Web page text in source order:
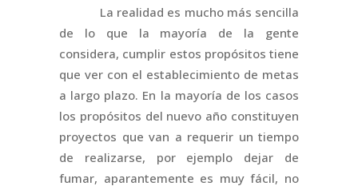
La realidad es mucho más sencilla
de lo que la mayoría de la gente
considera, cumplir estos propósitos tiene
que ver con el establecimiento de metas
a largo plazo. En la mayoría de los casos
los propósitos del nuevo año constituyen
proyectos que van a requerir un tiempo
de realizarse, por ejemplo dejar de
fumar, aparantemente es muy fácil, no